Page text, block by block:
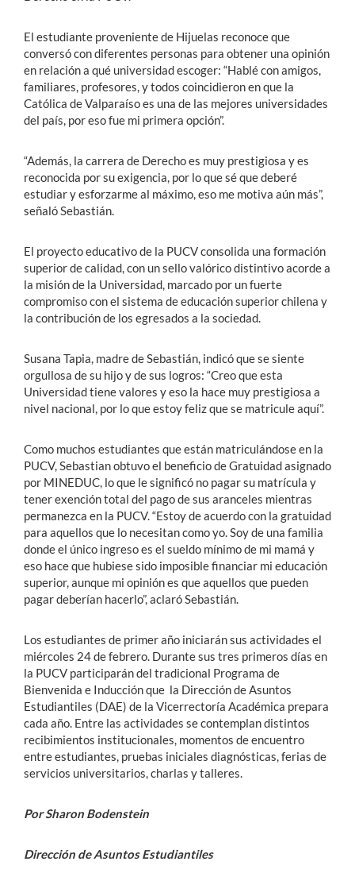
El estudiante proveniente de Hijuelas reconoce que
conversó con diferentes personas para obtener una opinión
en relación a qué universidad escoger: “Hablé con amigos,
familiares, profesores, y todos coincidieron en que la
Católica de Valparaíso es una de las mejores universidades
del país, por eso fue mi primera opción”.
“Además, la carrera de Derecho es muy prestigiosa y es
reconocida por su exigencia, por lo que sé que deberé
estudiar y esforzarme al máximo, eso me motiva aún más”,
señaló Sebastián.
El proyecto educativo de la PUCV consolida una formación
superior de calidad, con un sello valórico distintivo acorde a
la misión de la Universidad, marcado por un fuerte
compromiso con el sistema de educación superior chilena y
la contribución de los egresados a la sociedad.
Susana Tapia, madre de Sebastián, indicó que se siente
orgullosa de su hijo y de sus logros: “Creo que esta
Universidad tiene valores y eso la hace muy prestigiosa a
nivel nacional, por lo que estoy feliz que se matricule aquí”.
Como muchos estudiantes que están matriculándose en la
PUCV, Sebastian obtuvo el beneficio de Gratuidad asignado
por MINEDUC, lo que le significó no pagar su matrícula y
tener exención total del pago de sus aranceles mientras
permanezca en la PUCV. “Estoy de acuerdo con la gratuidad
para aquellos que lo necesitan como yo. Soy de una familia
donde el único ingreso es el sueldo mínimo de mi mamá y
eso hace que hubiese sido imposible financiar mi educación
superior, aunque mi opinión es que aquellos que pueden
pagar deberían hacerlo”, aclaró Sebastián.
Los estudiantes de primer año iniciarán sus actividades el
miércoles 24 de febrero. Durante sus tres primeros días en
la PUCV participarán del tradicional Programa de
Bienvenida e Inducción que la Dirección de Asuntos
Estudiantiles (DAE) de la Vicerrectoría Académica prepara
cada año. Entre las actividades se contemplan distintos
recibimientos institucionales, momentos de encuentro
entre estudiantes, pruebas iniciales diagnósticas, ferias de
servicios universitarios, charlas y talleres.
Por Sharon Bodenstein
Dirección de Asuntos Estudiantiles